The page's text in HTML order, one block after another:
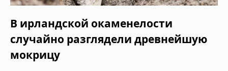
В ирландской окаменелости
случайно разглядели древнейшую
мокрицу